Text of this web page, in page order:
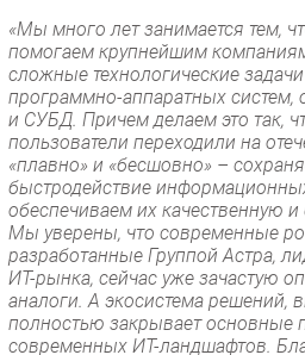
«Мы много лет занимается тем,
помогаем крупнейшим
сложные технологические
программно-аппаратных систем,
и СУБД. Причем делаем это так,
пользователи переходили на
«плавно» и «бесшовно» –
быстродействие
обеспечиваем их качественную и
Мы уверены, что современные
разработанные Группой Астра,
ИТ-рынка, сейчас уже зачастую
аналоги. А экосистема решений,
полностью закрывает основные
современных ИТ-ландшафтов.